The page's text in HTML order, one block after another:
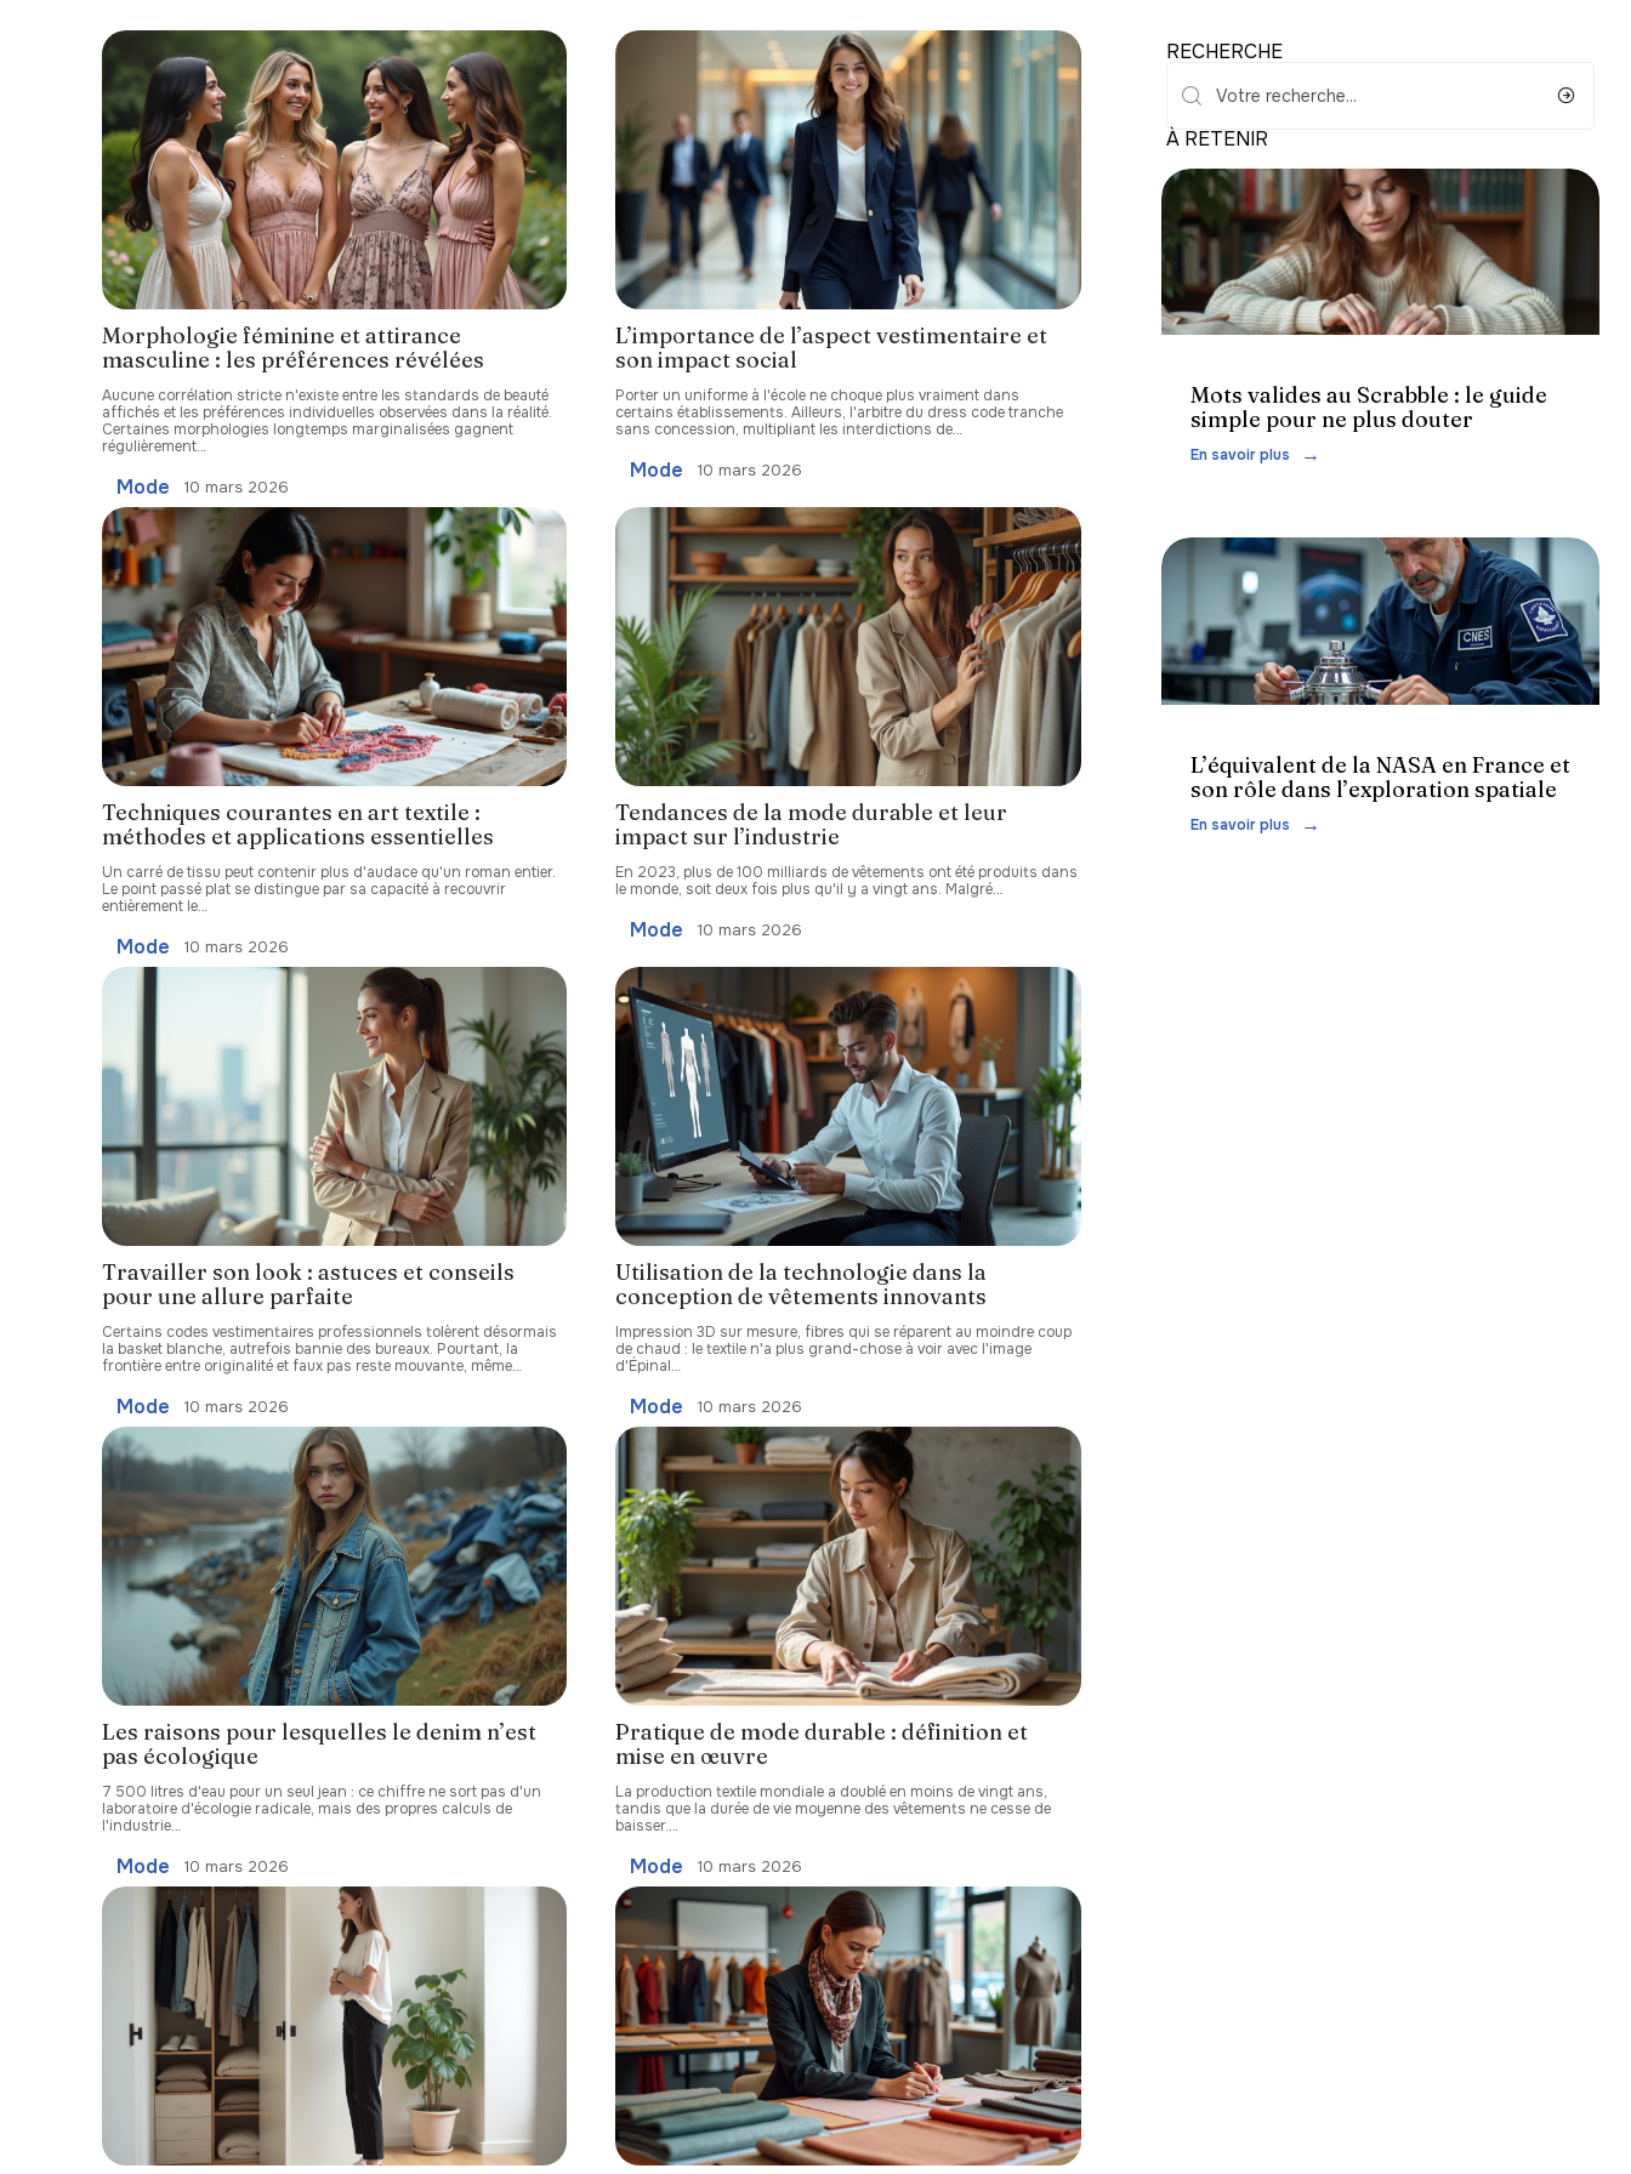
Morphologie féminine et attirance
masculine : les préférences révélées
Aucune corrélation stricte n'existe entre les standards de beauté
affichés et les préférences individuelles observées dans la réalité.
Certaines morphologies longtemps marginalisées gagnent
régulièrement…
Mode 10 mars 2026
L’importance de l’aspect vestimentaire et
son impact social
Porter un uniforme à l'école ne choque plus vraiment dans
certains établissements. Ailleurs, l'arbitre du dress code tranche
sans concession, multipliant les interdictions de…
Mode 10 mars 2026
Techniques courantes en art textile :
méthodes et applications essentielles
Un carré de tissu peut contenir plus d'audace qu'un roman entier.
Le point passé plat se distingue par sa capacité à recouvrir
entièrement le…
Mode 10 mars 2026
Tendances de la mode durable et leur
impact sur l’industrie
En 2023, plus de 100 milliards de vêtements ont été produits dans
le monde, soit deux fois plus qu'il y a vingt ans. Malgré…
Mode 10 mars 2026
Travailler son look : astuces et conseils
pour une allure parfaite
Certains codes vestimentaires professionnels tolèrent désormais
la basket blanche, autrefois bannie des bureaux. Pourtant, la
frontière entre originalité et faux pas reste mouvante, même…
Mode 10 mars 2026
Utilisation de la technologie dans la
conception de vêtements innovants
Impression 3D sur mesure, fibres qui se réparent au moindre coup
de chaud : le textile n'a plus grand-chose à voir avec l'image
d'Épinal…
Mode 10 mars 2026
Les raisons pour lesquelles le denim n’est
pas écologique
7 500 litres d'eau pour un seul jean : ce chiffre ne sort pas d'un
laboratoire d'écologie radicale, mais des propres calculs de
l'industrie…
Mode 10 mars 2026
Pratique de mode durable : définition et
mise en œuvre
La production textile mondiale a doublé en moins de vingt ans,
tandis que la durée de vie moyenne des vêtements ne cesse de
baisser.…
Mode 10 mars 2026
RECHERCHE
À RETENIR
Loisirs
Mots valides au Scrabble : le guide
simple pour ne plus douter
En savoir plus
Actu
L’équivalent de la NASA en France et
son rôle dans l’exploration spatiale
En savoir plus